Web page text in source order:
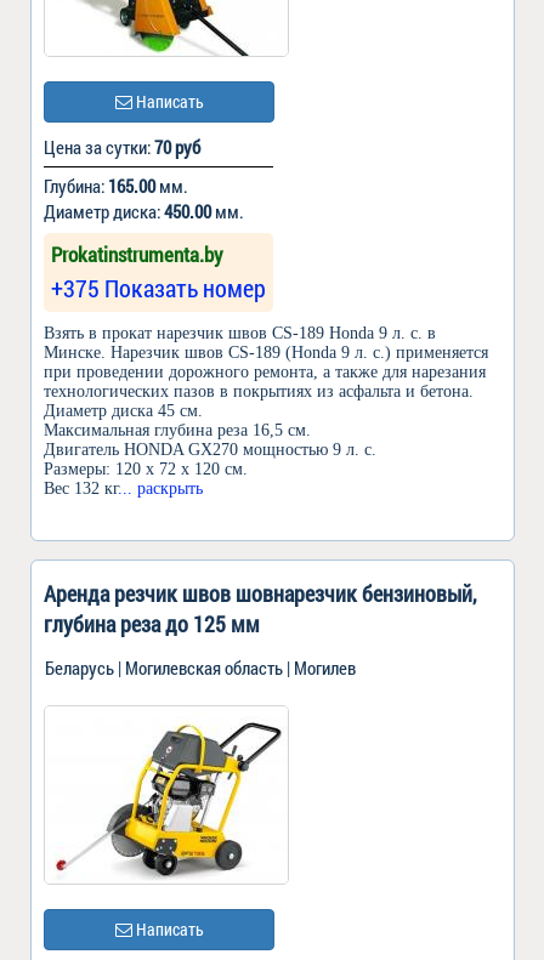
Написать
Цена за сутки:70 руб
Глубина: 165.00мм.
Диаметр диска:450.00мм.
Prokatinstrumenta.by
+375 Показать номер
Взять в прокат нарезчик швов CS-189 Honda 9 л. с. в
Минске. Нарезчик швов CS-189 (Honda 9 л. с.) применяется
при проведении дорожного ремонта, а также для нарезания
технологических пазов в покрытиях из асфальта и бетона.
Диаметр диска 45 см.
Максимальная глубина реза 16,5 см.
Двигатель HONDA GX270 мощностью 9 л. с.
Размеры: 120 х 72 х 120 см.
Вес 132 кг... раскрыть
Аренда резчик швов шовнарезчик бензиновый,
глубина реза до 125 мм
Беларусь | Могилевская область | Могилев
Написать